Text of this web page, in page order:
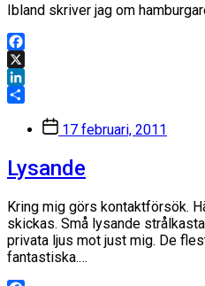
Ibland skriver jag om
Facebook
X
LinkedIn
Inläggsdatum
17 februari, 2011
Lysande
Kring mig görs kontaktförsök.
skickas. Små lysande
privata ljus mot just mig. De
fantastiska.…